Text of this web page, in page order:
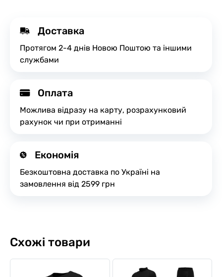
Доставка
Протягом 2-4 днів Новою Поштою та іншими
службами
Оплата
Можлива відразу на карту, розрахунковий
рахунок чи при отриманні
Економія
Безкоштовна доставка по Україні на
замовлення від 2599 грн
Схожі товари